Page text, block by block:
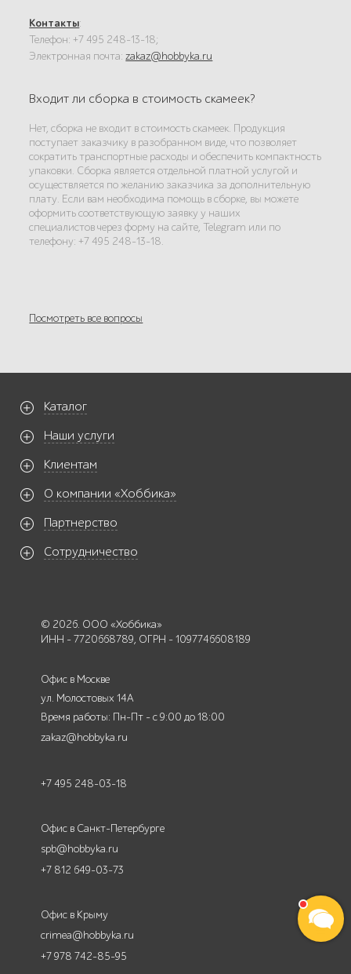
Контакты:
Телефон: +7 495 248-13-18;
Электронная почта:zakaz@hobbyka.ru
Входит ли сборка в стоимость скамеек?
Нет, сборка не входит в стоимость скамеек. Продукция
поступает заказчику в разобранном виде, что позволяет
сократить транспортные расходы и обеспечить компактность
упаковки. Сборка является отдельной платной услугой и
осуществляется по желанию заказчика за дополнительную
плату. Если вам необходима помощь в сборке, вы можете
оформить соответствующую заявку у наших
специалистов через форму на сайте, Telegram или по
телефону: +7 495 248-13-18.
Посмотреть все вопросы
Каталог
Наши услуги
Клиентам
О компании «Хоббика»
Партнерство
Сотрудничество
© 2026. ООО «Хоббика»
ИНН - 7720668789, ОГРН - 1097746608189
Офис в Москве
ул. Молостовых 14А
Время работы: Пн-Пт - с 9:00 до 18:00
zakaz@hobbyka.ru
+7 495 248-03-18
Офис в Санкт-Петербурге
spb@hobbyka.ru
+7 812 649-03-73
Офис в Крыму
crimea@hobbyka.ru
+7 978 742-85-95